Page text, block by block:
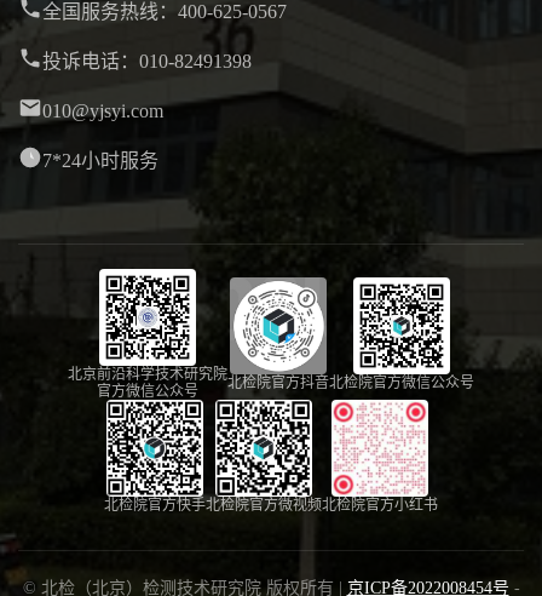
全国服务热线：400-625-0567
投诉电话：010-82491398
010@yjsyi.com
7*24小时服务
北京前沿科学技术研究院
官方微信公众号
北检院官方抖音北检院官方微信公众号
北检院官方快手北检院官方微视频北检院官方小红书
© 北检（北京）检测技术研究院 版权所有 | 京ICP备2022008454号 -